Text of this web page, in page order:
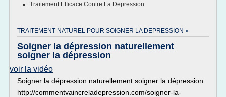
Traitement Efficace Contre La Depression
TRAITEMENT NATUREL POUR SOIGNER LA DEPRESSION »
Soigner la dépression naturellement
soigner la dépression
voir la vidéo
Soigner la dépression naturellement soigner la dépression
http://commentvaincreladepression.com/soigner-la-